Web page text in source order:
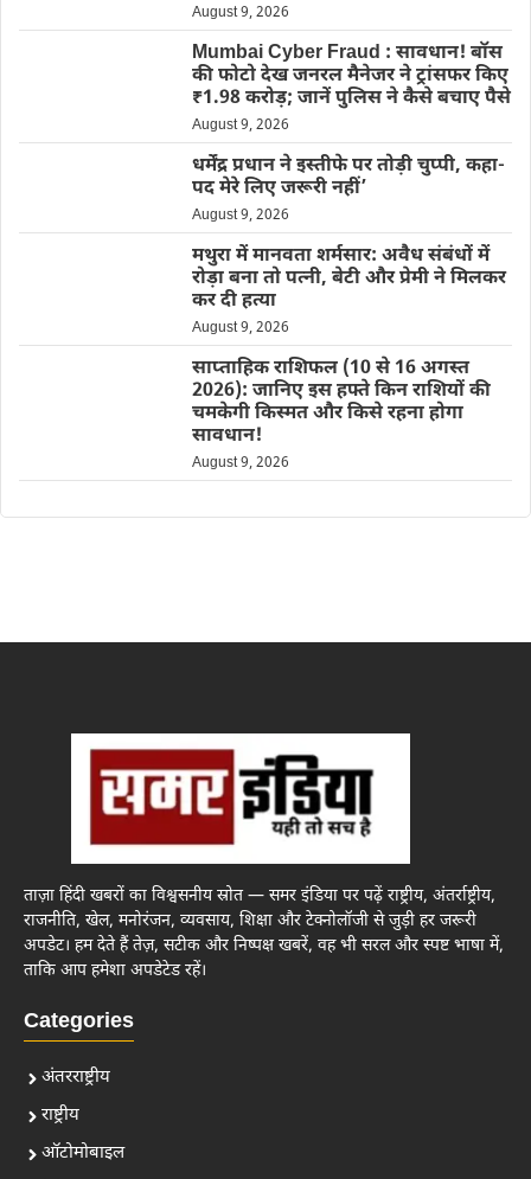
August 9, 2026
Mumbai Cyber Fraud : सावधान! बॉस
की फोटो देख जनरल मैनेजर ने ट्रांसफर किए
₹1.98 करोड़; जानें पुलिस ने कैसे बचाए पैसे
August 9, 2026
धर्मेंद्र प्रधान ने इस्तीफे पर तोड़ी चुप्पी, कहा-
पद मेरे लिए जरूरी नहीं’
August 9, 2026
मथुरा में मानवता शर्मसार: अवैध संबंधों में
रोड़ा बना तो पत्नी, बेटी और प्रेमी ने मिलकर
कर दी हत्या
August 9, 2026
साप्ताहिक राशिफल (10 से 16 अगस्त
2026): जानिए इस हफ्ते किन राशियों की
चमकेगी किस्मत और किसे रहना होगा
सावधान!
August 9, 2026
ताज़ा हिंदी खबरों का विश्वसनीय स्रोत — समर इंडिया पर पढ़ें राष्ट्रीय, अंतर्राष्ट्रीय,
राजनीति, खेल, मनोरंजन, व्यवसाय, शिक्षा और टेक्नोलॉजी से जुड़ी हर जरूरी
अपडेट। हम देते हैं तेज़, सटीक और निष्पक्ष खबरें, वह भी सरल और स्पष्ट भाषा में,
ताकि आप हमेशा अपडेटेड रहें।
Categories
अंतरराष्ट्रीय
राष्ट्रीय
ऑटोमोबाइल